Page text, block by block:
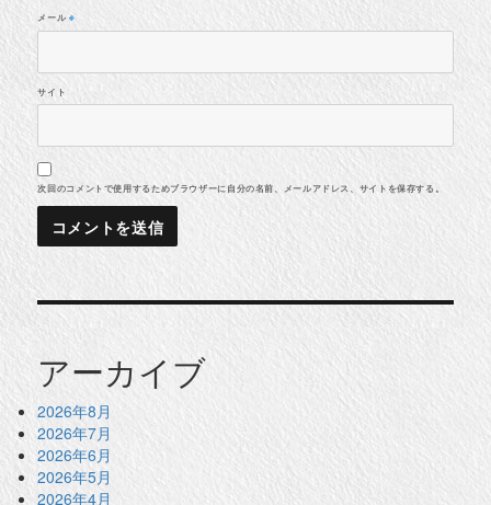
メール ※
サイト
次回のコメントで使用するためブラウザーに自分の名前、メールアドレス、サイトを保存する。
アーカイブ
2026年8月
2026年7月
2026年6月
2026年5月
2026年4月